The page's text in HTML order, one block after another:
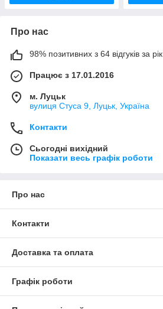
Про нас
98% позитивних з 64 відгуків за рік
Працює з 17.01.2016
м. Луцьк
вулиця Стуса 9, Луцьк, Україна
Контакти
Сьогодні вихідний
Показати весь графік роботи
Про нас
Контакти
Доставка та оплата
Графік роботи